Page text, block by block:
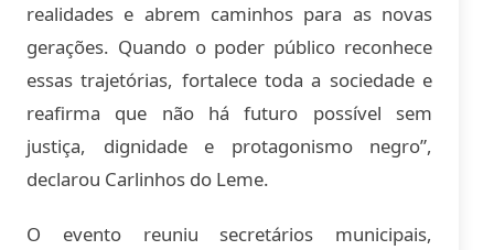
realidades e abrem caminhos para as novas
gerações. Quando o poder público reconhece
essas trajetórias, fortalece toda a sociedade e
reafirma que não há futuro possível sem
justiça, dignidade e protagonismo negro”,
declarou Carlinhos do Leme.
O evento reuniu secretários municipais,